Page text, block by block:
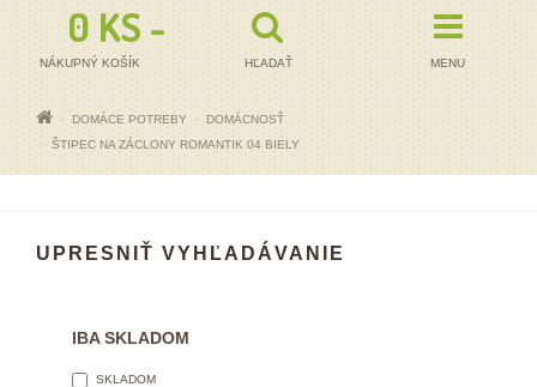
MENU
HĽADAŤ
0 KS - 0,00€
NÁKUPNÝ KOŠÍK
DOMÁCE POTREBY
DOMÁCNOSŤ
ŠTIPEC NA ZÁCLONY ROMANTIK 04 BIELY
UPRESNIŤ VYHĽADÁVANIE
IBA SKLADOM
SKLADOM